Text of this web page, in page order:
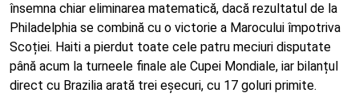
însemna chiar eliminarea matematică, dacă rezultatul de la
Philadelphia se combină cu o victorie a Marocului împotriva
Scoției. Haiti a pierdut toate cele patru meciuri disputate
până acum la turneele finale ale Cupei Mondiale, iar bilanțul
direct cu Brazilia arată trei eșecuri, cu 17 goluri primite.